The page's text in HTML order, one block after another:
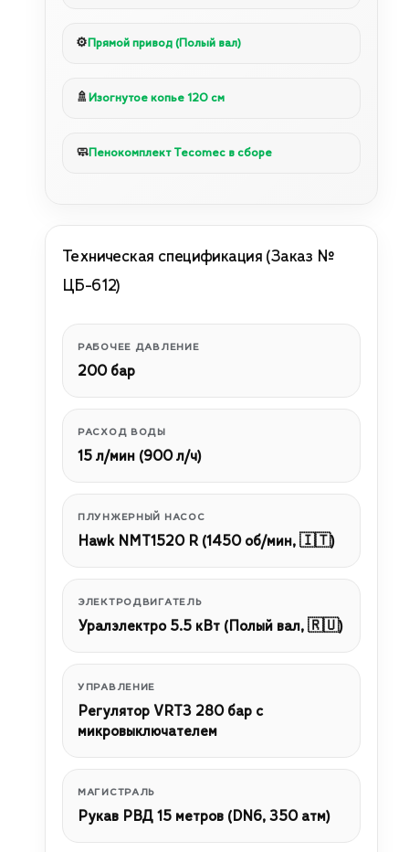
⚙️Прямой привод (Полый вал)
🚿 Изогнутое копье 120 см
🧼Пенокомплект Tecomec в сборе
Техническая спецификация (Заказ №
ЦБ-612)
РАБОЧЕЕ ДАВЛЕНИЕ
200 бар
РАСХОД ВОДЫ
15 л/мин (900 л/ч)
ПЛУНЖЕРНЫЙ НАСОС
Hawk NMT1520 R (1450 об/мин, 🇮🇹)
ЭЛЕКТРОДВИГАТЕЛЬ
Уралэлектро 5.5 кВт (Полый вал, 🇷🇺)
УПРАВЛЕНИЕ
Регулятор VRT3 280 бар с
микровыключателем
МАГИСТРАЛЬ
Рукав РВД 15 метров (DN6, 350 атм)